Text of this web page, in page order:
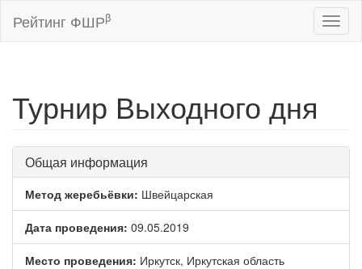
Рейтинг ФШРβ
Турнир Выходного дня
Общая информация
Метод жеребьёвки: Швейцарская
Дата проведения: 09.05.2019
Место проведения: Иркутск, Иркутская область